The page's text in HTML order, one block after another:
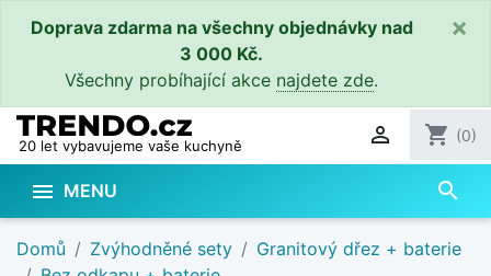
Doprava zdarma na všechny objednávky nad
3 000 Kč.
Všechny probíhající akce najdete zde.
×
20 let vybavujeme vaše kuchyně  shopping_cart (0)
 MENU search
Domů Zvýhodněné sety
Granitový dřez + baterie